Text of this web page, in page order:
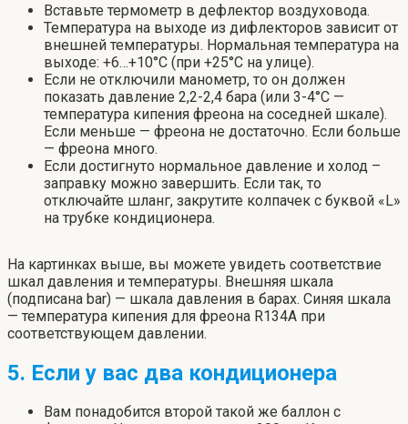
Вставьте термометр в дефлектор воздуховода.
Температура на выходе из дифлекторов зависит от
внешней температуры. Нормальная температура на
выходе: +6…+10°C (при +25°C на улице).
Если не отключили манометр, то он должен
показать давление 2,2-2,4 бара (или 3-4°С —
температура кипения фреона на соседней шкале).
Если меньше — фреона не достаточно. Если больше
— фреона много.
Если достигнуто нормальное давление и холод –
заправку можно завершить. Если так, то
отключайте шланг, закрутите колпачек с буквой «L»
на трубке кондиционера.
На картинках выше, вы можете увидеть соответствие
шкал давления и температуры. Внешняя шкала
(подписана bar) — шкала давления в барах. Синяя шкала
— температура кипения для фреона R134A при
соответствующем давлении.
5. Если у вас два кондиционера
Вам понадобится второй такой же баллон с